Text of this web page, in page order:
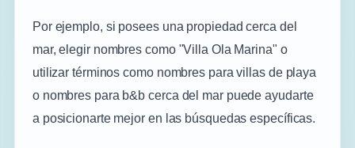
Por ejemplo, si posees una propiedad cerca del
mar, elegir nombres como "Villa Ola Marina" o
utilizar términos como nombres para villas de playa
o nombres para b&b cerca del mar puede ayudarte
a posicionarte mejor en las búsquedas específicas.